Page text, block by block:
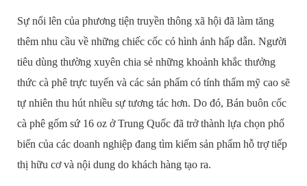
Sự nổi lên của phương tiện truyền thông xã hội đã làm tăng
thêm nhu cầu về những chiếc cốc có hình ảnh hấp dẫn. Người
tiêu dùng thường xuyên chia sẻ những khoảnh khắc thưởng
thức cà phê trực tuyến và các sản phẩm có tính thẩm mỹ cao sẽ
tự nhiên thu hút nhiều sự tương tác hơn. Do đó, Bán buôn cốc
cà phê gốm sứ 16 oz ở Trung Quốc đã trở thành lựa chọn phổ
biến của các doanh nghiệp đang tìm kiếm sản phẩm hỗ trợ tiếp
thị hữu cơ và nội dung do khách hàng tạo ra.